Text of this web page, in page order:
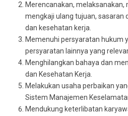
Merencanakan, melaksanakan,
mengkaji ulang tujuan, sasaran
dan kesehatan kerja.
Memenuhi persyaratan hukum
persyaratan lainnya yang
Menghilangkan bahaya dan
dan Kesehatan Kerja.
Melakukan usaha perbaikan
Sistem Manajemen
Mendukung keterlibatan